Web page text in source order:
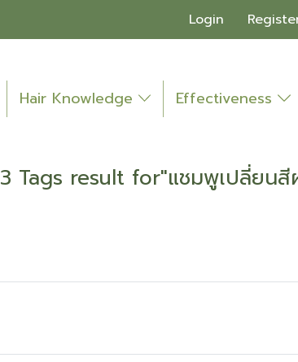
Login
Hair Knowledge Effectiveness
3 Tags result for"แชมพูเปลี่ยนสี